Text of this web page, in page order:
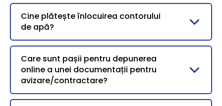
Cine plătește înlocuirea contorului
de apă?
Care sunt pașii pentru depunerea
online a unei documentații pentru
avizare/contractare?